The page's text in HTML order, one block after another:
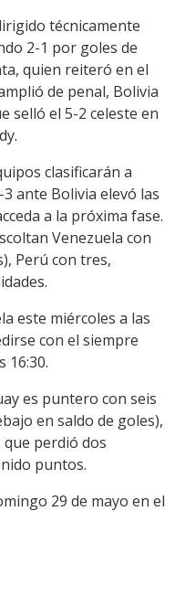
técnicamente
2-1 por goles de
quien reiteró en el
de penal, Bolivia
selló el 5-2 celeste en
clasificarán a
ante Bolivia elevó las
a la próxima fase.
Venezuela con
Perú con tres,
este miércoles a las
con el siempre
16:30.
es puntero con seis
en saldo de goles),
perdió dos
puntos.
29 de mayo en el